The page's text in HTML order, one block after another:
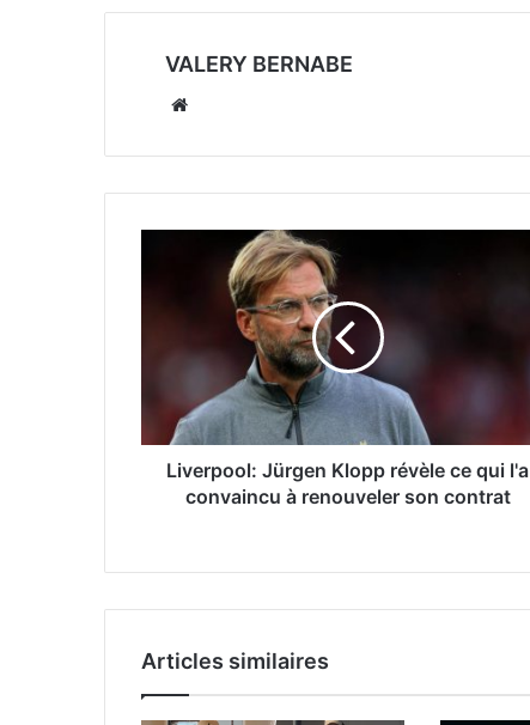
VALERY BERNABE
Liverpool: Jürgen Klopp révèle ce qui l'a
convaincu à renouveler son contrat
Articles similaires